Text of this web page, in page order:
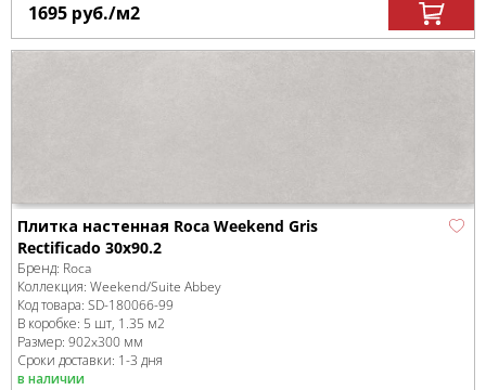
1695 руб./м2
Плитка настенная Roca Weekend Gris
Rectificado 30x90.2
Бренд: Roca
Коллекция: Weekend/Suite Abbey
Код товара: SD-180066-99
В коробке: 5 шт, 1.35 м2
Размер: 902x300 мм
Сроки доставки: 1-3 дня
в наличии